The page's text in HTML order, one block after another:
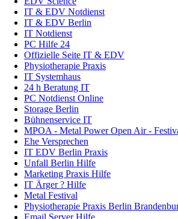
IT & EDV Notdienst
IT & EDV Berlin
IT Notdienst
PC Hilfe 24
Offizielle Seite IT & EDV
Physiotherapie Praxis
IT Systemhaus
24 h Beratung IT
PC Notdienst Online
Storage Berlin
Bühnenservice IT
MPOA - Metal Power Open Air -
Ehe Versprechen
IT EDV Berlin Praxis
Unfall Berlin Hilfe
Marketing Praxis Hilfe
IT Ärger ? Hilfe
Metal Festival
Physiotherapie Praxis Berlin
Email Server Hilfe